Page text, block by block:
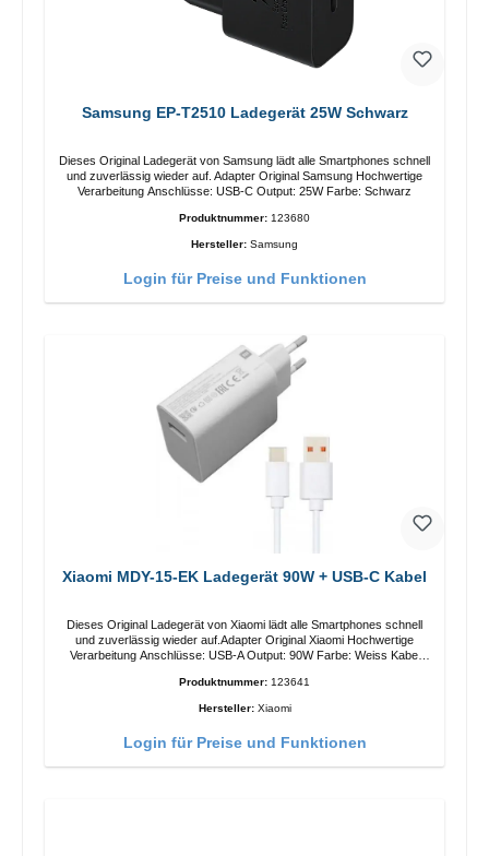
Samsung EP-T2510 Ladegerät 25W Schwarz
Dieses Original Ladegerät von Samsung lädt alle Smartphones schnell
und zuverlässig wieder auf. Adapter Original Samsung Hochwertige
Verarbeitung Anschlüsse: USB-C Output: 25W Farbe: Schwarz
Produktnummer: 123680
Hersteller: Samsung
Login für Preise und Funktionen
Xiaomi MDY-15-EK Ladegerät 90W + USB-C Kabel
Dieses Original Ladegerät von Xiaomi lädt alle Smartphones schnell
und zuverlässig wieder auf.Adapter Original Xiaomi Hochwertige
Verarbeitung Anschlüsse: USB-A Output: 90W Farbe: Weiss Kabel
Produktnummer: 123641
Hersteller: Xiaomi
Login für Preise und Funktionen